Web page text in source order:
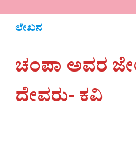
ಲೇಖನ
ಚಂಪಾ ಅವರ
ದೇವರು- ಕವಿ